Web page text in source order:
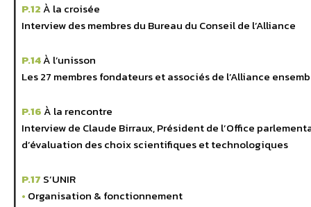
P.12À la croisée
Interview des membres du Bureau du Conseil de l’Alliance
P.14À l’unisson
Les 27 membres fondateurs et associés de l’Alliance
P.16À la rencontre
Interview de Claude Birraux, Président de l’Office
d’évaluation des choix scientifiques et technologiques
P.17 S’UNIR
• Organisation & fonctionnement